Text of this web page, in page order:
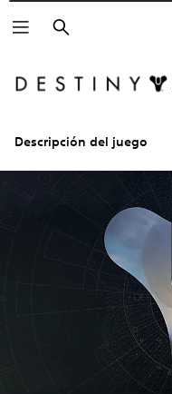
Buscar
Descripción del juego